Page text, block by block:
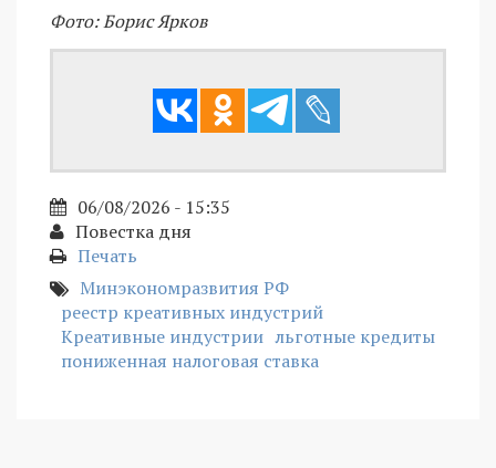
Фото: Борис Ярков
06/08/2026 - 15:35
Повестка дня
Печать
Минэкономразвития РФ
реестр креативных индустрий
Креативные индустрии льготные кредиты
пониженная налоговая ставка